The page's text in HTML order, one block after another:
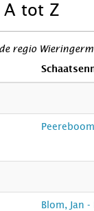
A tot Z
regio
Blom, Jan -